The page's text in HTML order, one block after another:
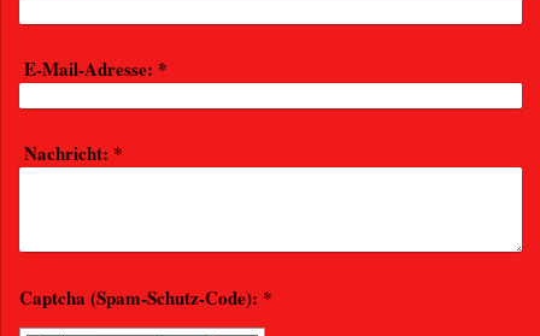
E-Mail-Adresse: *
Nachricht: *
Captcha (Spam-Schutz-Code): *